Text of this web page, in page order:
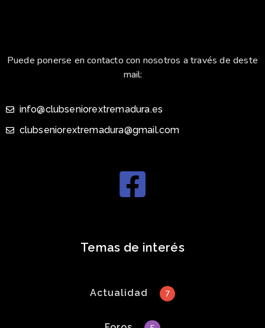
Puede ponerse en contacto con nosotros a través de deste
mail:
info@clubseniorextremadura.es
clubseniorextremadura@gmail.com
Temas de interés
Actualidad 7